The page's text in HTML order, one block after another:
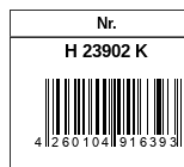
Nr.
H 23902 K